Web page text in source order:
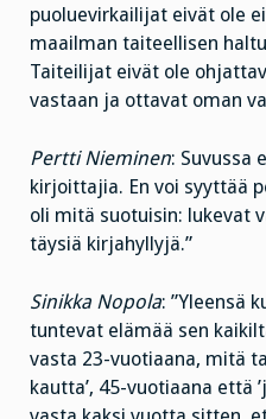
puoluevirkailijat eivät ole
maailman taiteellisen
Taiteilijat eivät ole
vastaan ja ottavat oman
Pertti Nieminen: Suvussa
kirjoittajia. En voi syyttää
oli mitä suotuisin: lukevat
täysiä kirjahyllyjä.”
Sinikka Nopola: ”Yleensä
tuntevat elämää sen
vasta 23-vuotiaana, mitä
kautta’, 45-vuotiaana että